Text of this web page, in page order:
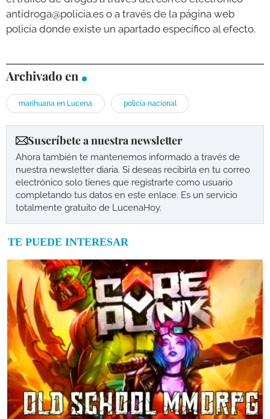
antidroga@policia.es o a través de la página web
policía donde existe un apartado específico al efecto.
Archivado en
marihuana en Lucena policía nacional
Suscríbete a nuestra newsletter
Ahora también te mantenemos informado a través de
nuestra newsletter diaria. Si deseas recibirla en tu correo
electrónico solo tienes que registrarte como usuario
completando tus datos en este enlace. Es un servicio
totalmente gratuito de LucenaHoy.
TE PUEDE INTERESAR